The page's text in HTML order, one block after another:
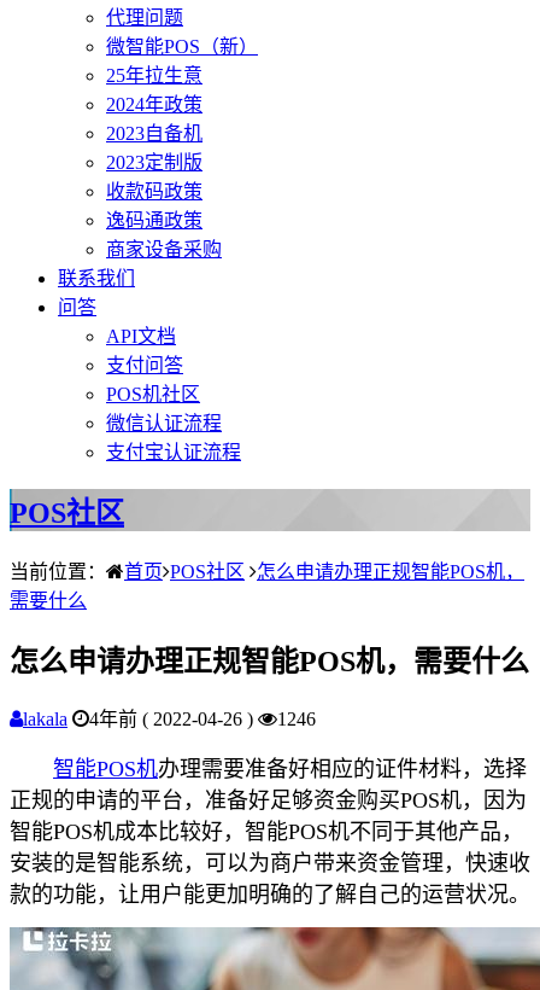
代理问题
微智能POS（新）
25年拉生意
2024年政策
2023自备机
2023定制版
收款码政策
逸码通政策
商家设备采购
联系我们
问答
API文档
支付问答
POS机社区
微信认证流程
支付宝认证流程
POS社区
当前位置： 首页 POS社区
怎么申请办理正规智能POS机，
需要什么
怎么申请办理正规智能POS机，需要什么
lakala 4年前 ( 2022-04-26 ) 1246
智能POS机办理需要准备好相应的证件材料，选择
正规的申请的平台，准备好足够资金购买POS机，因为
智能POS机成本比较好，智能POS机不同于其他产品，
安装的是智能系统，可以为商户带来资金管理，快速收
款的功能，让用户能更加明确的了解自己的运营状况。